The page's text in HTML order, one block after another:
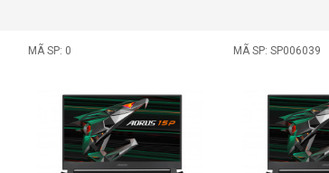
MÃ SP: 0 MÃ SP: SP006039